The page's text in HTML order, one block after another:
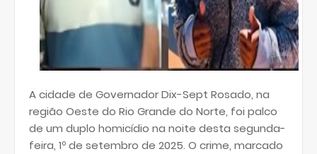
A cidade de Governador Dix-Sept Rosado, na
região Oeste do Rio Grande do Norte, foi palco
de um duplo homicídio na noite desta segunda-
feira, 1º de setembro de 2025. O crime, marcado